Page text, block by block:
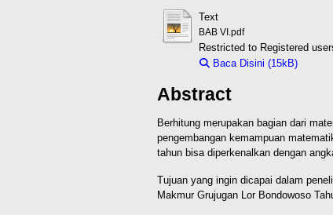
Text
BAB VI.pdf
Restricted to Registered
Baca Disini (15kB)
Abstract
Berhitung merupakan bagian dari
pengembangan kemampuan
tahun bisa diperkenalkan dengan
Tujuan yang ingin dicapai dalam
Makmur Grujugan Lor Bondowoso